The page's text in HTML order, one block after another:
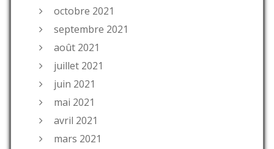
octobre 2021
septembre 2021
août 2021
juillet 2021
juin 2021
mai 2021
avril 2021
mars 2021